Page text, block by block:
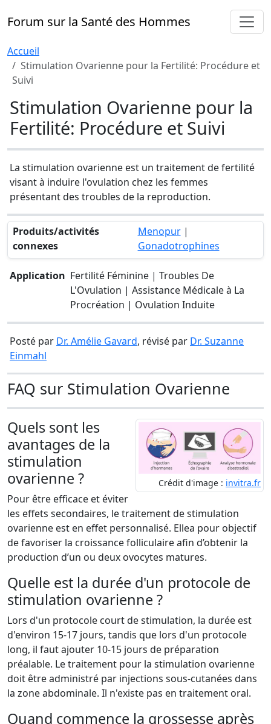
Forum sur la Santé des Hommes
Accueil
Stimulation Ovarienne pour la Fertilité: Procédure et
Suivi
Stimulation Ovarienne pour la
Fertilité: Procédure et Suivi
La stimulation ovarienne est un traitement de fertilité
visant à induire l'ovulation chez les femmes
présentant des troubles de la reproduction.
Produits/activités
connexes
Menopur|
Gonadotrophines
Application Fertilité Féminine | Troubles De
L'Ovulation | Assistance Médicale à La
Procréation | Ovulation Induite
Posté par Dr. Amélie Gavard, révisé par Dr. Suzanne
Einmahl
FAQ sur Stimulation Ovarienne
Crédit d'image : invitra.fr
Quels sont les
avantages de la
stimulation
ovarienne ?
Pour être efficace et éviter
les effets secondaires, le traitement de stimulation
ovarienne est en effet personnalisé. Ellea pour objectif
de favoriser la croissance folliculaire afin d’obtenir la
production d’un ou deux ovocytes matures.
Quelle est la durée d'un protocole de
stimulation ovarienne ?
Lors d'un protocole court de stimulation, la durée est
d'environ 15-17 jours, tandis que lors d'un protocole
long, il faut ajouter 10-15 jours de préparation
préalable. Le traitement pour la stimulation ovarienne
doit être administré par injections sous-cutanées dans
la zone abdominale. Il n'existe pas en traitement oral.
Quand commence la grossesse après